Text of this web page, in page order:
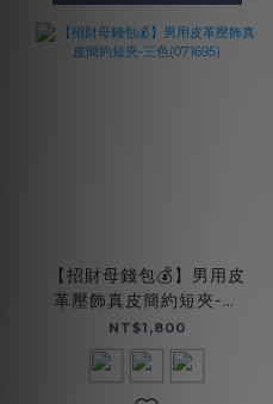
【招財母錢包💰】男用皮
革壓飾真皮簡約短夾-三
色(071695)
NT$1,800